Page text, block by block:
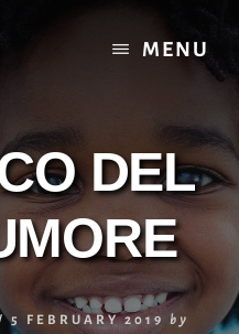
MENU
DEL
5 FEBRUARY 2019
by